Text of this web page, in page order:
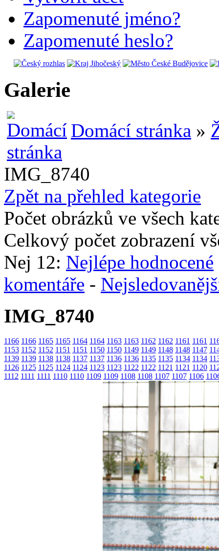
Zapomenuté jméno?
Zapomenuté heslo?
Galerie
Domácí stránka »
IMG_8740
Zpět na přehled kategorie
Počet obrázků ve všech
Celkový počet zobrazení
Nej 12: Nejlépe hodnocené
komentáře -
IMG_8740
1166 1166 1165 1165 1164 1164 1163 1163 1162 1162 1161 1161
1153 1152 1152 1151 1151 1150 1150 1149 1149 1148 1148 1147
1139 1139 1138 1138 1137 1137 1136 1136 1135 1135 1134 1134
1126 1125 1125 1124 1124 1123 1123 1122 1122 1121 1121 1120
1112 1111 1111 1110 1110 1109 1109 1108 1108 1107 1107 1106